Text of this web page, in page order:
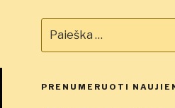
PRENUMERUOTI